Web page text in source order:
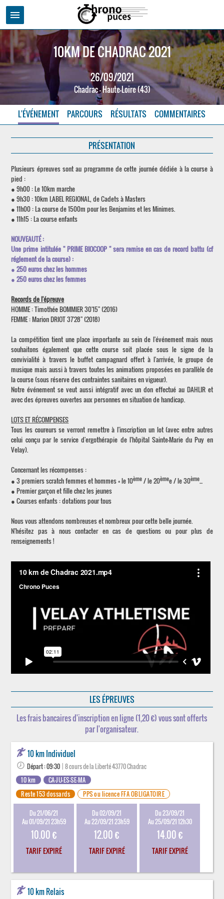
menu
10KM DE CHADRAC 2021
26/09/2021
Chadrac - Haute-Loire (43)
L'ÉVÉNEMENT PARCOURS RÉSULTATS COMMENTAIRES
PRÉSENTATION
Plusieurs épreuves sont au programme de cette journée dédiée à la course à
pied :
● 9h00 : Le 10km marche
● 9h30 : 10km LABEL REGIONAL, de Cadets à Masters
● 11h00 : La course de 1500m pour les Benjamins et les Minimes.
● 11h15 : La course enfants
NOUVEAUTÉ :
Une prime intitulée " PRIME BIOCOOP " sera remise en cas de record battu (cf
réglement de la course) :
● 250 euros chez les hommes
● 250 euros chez les femmes
Records de l'épreuve
HOMME : Timothée BOMMIER 30'15'' (2016)
FEMME : Marion DRIOT 37'28'' (2018)
La compétition tient une place importante au sein de l'événement mais nous
souhaitons également que cette course soit placée sous le signe de la
convivialité à travers le buffet campagnard offert à l'arrivée, le groupe de
musique mais aussi à travers toutes les animations proposées en parallèle de
la course (sous réserve des contraintes sanitaires en vigueur).
Notre événement se veut aussi intégratif avec un don effectué au DAHLIR et
avec des épreuves ouvertes aux personnes en situation de handicap.
LOTS ET RÉCOMPENSES
Tous les coureurs se verront remettre à l'inscription un lot (avec entre autres
celui conçu par le service d'ergothérapie de l'hôpital Sainte-Marie du Puy en
Velay).
Concernant les récompenses :
● 3 premiers scratch femmes et hommes + le 10ème/ le 20èmee / le 30ème...
● Premier garçon et fille chez les jeunes
● Courses enfants : dotations pour tous
Nous vous attendons nombreuses et nombreux pour cette belle journée.
N'hésitez pas à nous contacter en cas de questions ou pour plus de
renseignements !
LES ÉPREUVES
Les frais bancaires d'inscription en ligne (1,20 €) vous sont offerts
par l'organisateur.
10 km Individuel
Départ : 09:30 | 8 cours de la Liberté 43770 Chadrac
10 km
CA-JU-ES-SE-MA
Reste 153 dossards
PPS ou licence FFA OBLIGATOIRE
Du 21/06/21
Au 01/09/21 23h59
10.00 €
TARIF EXPIRÉ
Du 02/09/21
Au 22/09/21 23h59
12.00 €
TARIF EXPIRÉ
Du 23/09/21
Au 25/09/21 12h30
14.00 €
TARIF EXPIRÉ
10 km Relais